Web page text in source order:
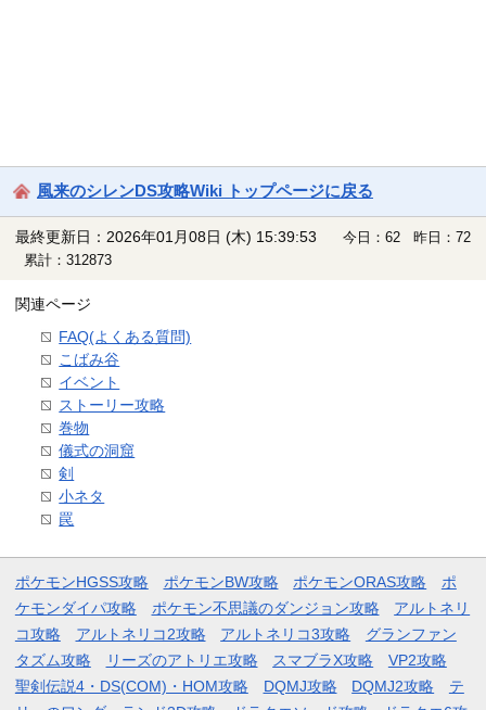
風来のシレンDS攻略Wiki トップページに戻る
最終更新日：2026年01月08日 (木) 15:39:53
今日：62 昨日：72
累計：312873
関連ページ
FAQ(よくある質問)
こばみ谷
イベント
ストーリー攻略
巻物
儀式の洞窟
剣
小ネタ
罠
ポケモンHGSS攻略 ポケモンBW攻略 ポケモンORAS攻略
ポ
ケモンダイパ攻略
ポケモン不思議のダンジョン攻略
アルトネリ
コ攻略
アルトネリコ2攻略 アルトネリコ3攻略
グランファン
タズム攻略
リーズのアトリエ攻略 スマブラX攻略
VP2攻略
聖剣伝説4・DS(COM)・HOM攻略
DQMJ攻略 DQMJ2攻略
テ